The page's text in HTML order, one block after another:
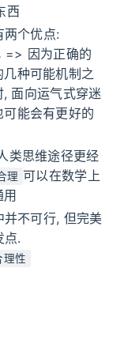
西
两个优点:
=> 因为正确的
种可能机制之
面向运气式穿迷
能会有更好的
类思维途径更经
理 可以在数学上
用
并不可行, 但完美
点.
理性